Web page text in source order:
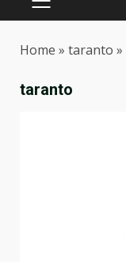
PRIMARY
Home » taranto »
taranto